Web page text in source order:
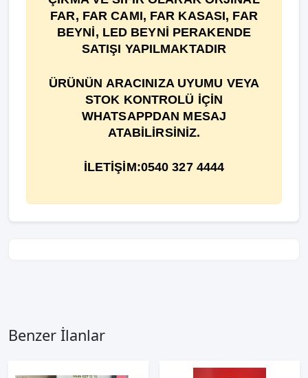
FAR, FAR CAMI, FAR KASASI, FAR
BEYNİ, LED BEYNİ PERAKENDE
SATIŞI YAPILMAKTADIR
ÜRÜNÜN ARACINIZA UYUMU VEYA
STOK KONTROLÜ İÇİN
WHATSAPPDAN MESAJ
ATABİLİRSİNİZ.
İLETİŞİM:0540 327 4444
Benzer İlanlar